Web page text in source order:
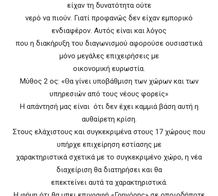
είχαν τη δυνατότητα ούτε
νερό να πιούν. Γιατί προφανώς δεν είχαν εμπορικό
ενδιαφέρον. Αυτός είναι και λόγος
που η διακήρυξη του διαγωνισμού αφορούσε ουσιαστικά
μόνο μεγάλες επιχειρήσεις με
οικονομική ευρωστία.
Μύθος 2 ος: «Θα γίνει υποβάθμιση των χώρων και των
υπηρεσιών από τους νέους φορείς»
Η απάντησή μας είναι ότι δεν έχει καμμιά βάση αυτή η
αυθαίρετη κρίση.
Στους ελάχιστους και συγκεκριμένα στους 17 χώρους που
υπήρχε επιχείρηση εστίασης με
χαρακτηριστικά σχετικά με το συγκεκριμένο χώρο, η νέα
διαχείριση θα διατηρήσει και θα
επεκτείνει αυτά τα χαρακτηριστικά.